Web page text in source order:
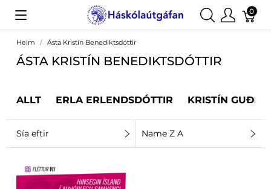
0
Heim Ásta Kristín Benediktsdóttir
ÁSTA KRISTÍN BENEDIKTSDÓTTIR
ALLT ERLA ERLENDSDÓTTIR KRISTÍN
Sía eftir Name Z A